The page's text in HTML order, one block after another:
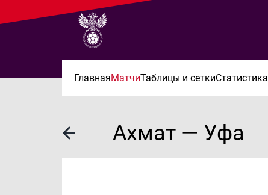
ГлавнаяМатчиТаблицы и сеткиСтатистика
Ахмат — Уфа